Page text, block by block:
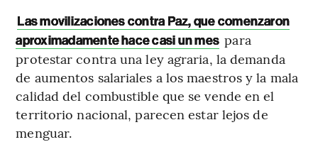
Las movilizaciones contra Paz, que comenzaron
aproximadamente hace casi un mes para
protestar contra una ley agraria, la demanda
de aumentos salariales a los maestros y la mala
calidad del combustible que se vende en el
territorio nacional, parecen estar lejos de
menguar.